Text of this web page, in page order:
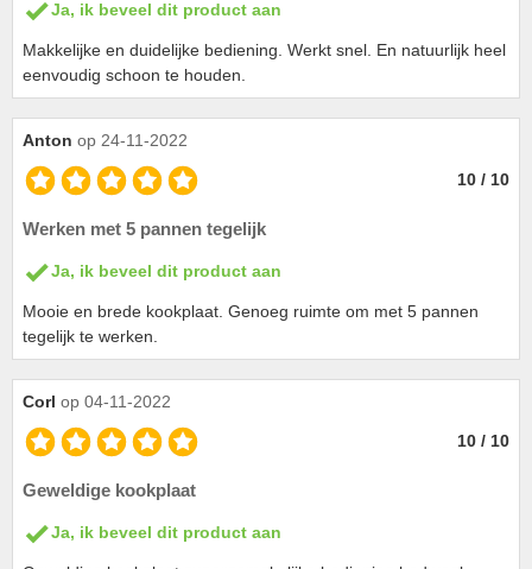
Ja, ik beveel dit product aan
Makkelijke en duidelijke bediening. Werkt snel. En natuurlijk heel
eenvoudig schoon te houden.
Anton op 24-11-2022
10 / 10
Werken met 5 pannen tegelijk
Ja, ik beveel dit product aan
Mooie en brede kookplaat. Genoeg ruimte om met 5 pannen
tegelijk te werken.
Corl op 04-11-2022
10 / 10
Geweldige kookplaat
Ja, ik beveel dit product aan